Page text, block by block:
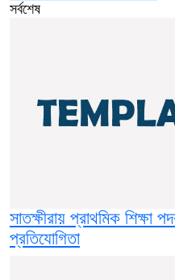
সর্বশেষ
সাতক্ষীরায় প্রাথমিক শিক্ষা
প্রতিযোগিতা